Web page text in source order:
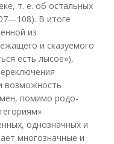
т. е. об остальных
В итоге
из
и сказуемого
есть лысое»),
возможность
помимо родо-
однозначных и
многозначные и